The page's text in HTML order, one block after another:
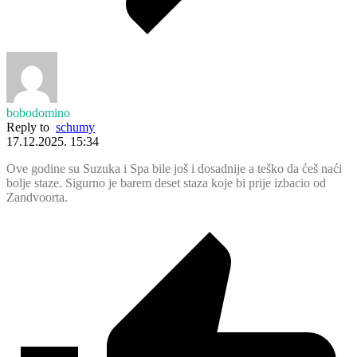
bobodomino
Reply to schumy
17.12.2025. 15:34
Ove godine su Suzuka i Spa bile još i dosadnije a teško da ćeš naći
bolje staze. Sigurno je barem deset staza koje bi prije izbacio od
Zandvoorta.